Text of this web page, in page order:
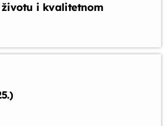
i kvalitetnom